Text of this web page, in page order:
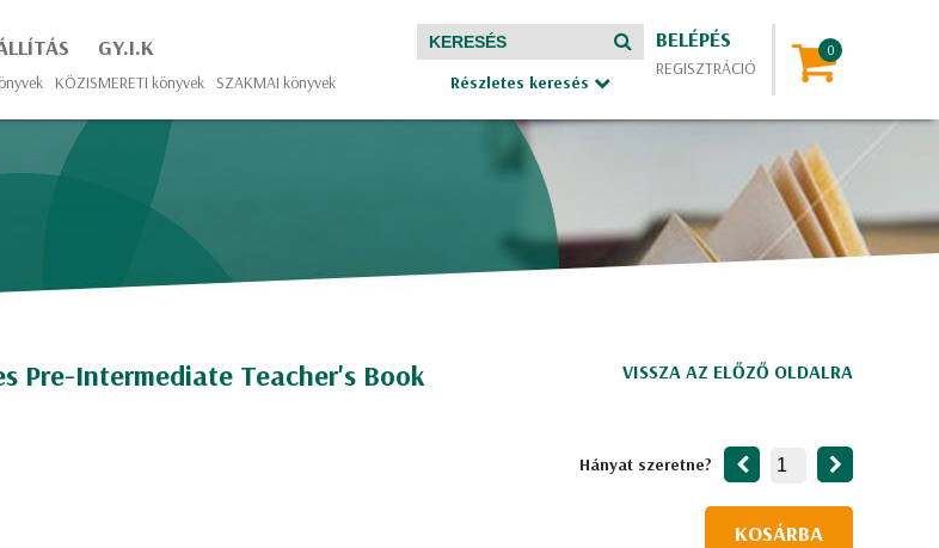
GY.I.K
KÖZISMERETI könyvek SZAKMAI könyvek Részletes keresés
BELÉPÉS
REGISZTRÁCIÓ
Pre-Intermediate Teacher's Book VISSZA AZ ELŐZŐ OLDALRA
Hányat szeretne?
KOSÁRBA